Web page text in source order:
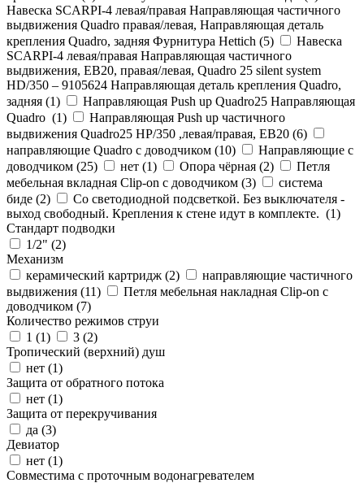
Навеска SCARPI-4 левая/правая Направляющая частичного
выдвижения Quadro правая/левая, Направляющая деталь
крепления Quadro, задняя Фурнитура Hettich (5)
Навеска
SCARPI-4 левая/правая Направляющая частичного
выдвижения, ЕВ20, правая/левая, Quadro 25 silent system
HD/350 – 9105624 Направляющая деталь крепления Quadro,
задняя (1)
Направляющая Push up Quadro25 Направляющая
Quadro (1)
Направляющая Push up частичного
выдвижения Quadro25 НР/350 ,левая/правая, ЕВ20 (6)
направляющие Quadro с доводчиком (10)
Направляющие с
доводчиком (25) нет (1) Опора чёрная (2)
Петля
мебельная вкладная Clip-on с доводчиком (3)
система
биде (2)
Со светодиодной подсветкой. Без выключателя -
выход свободный. Крепления к стене идут в комплекте. (1)
Стандарт подводки
1/2" (2)
Механизм
керамический картридж (2)
направляющие частичного
выдвижения (11)
Петля мебельная накладная Clip-on с
доводчиком (7)
Количество режимов струи
1 (1) 3 (2)
Тропический (верхний) душ
нет (1)
Защита от обратного потока
нет (1)
Защита от перекручивания
да (3)
Девиатор
нет (1)
Совместима с проточным водонагревателем